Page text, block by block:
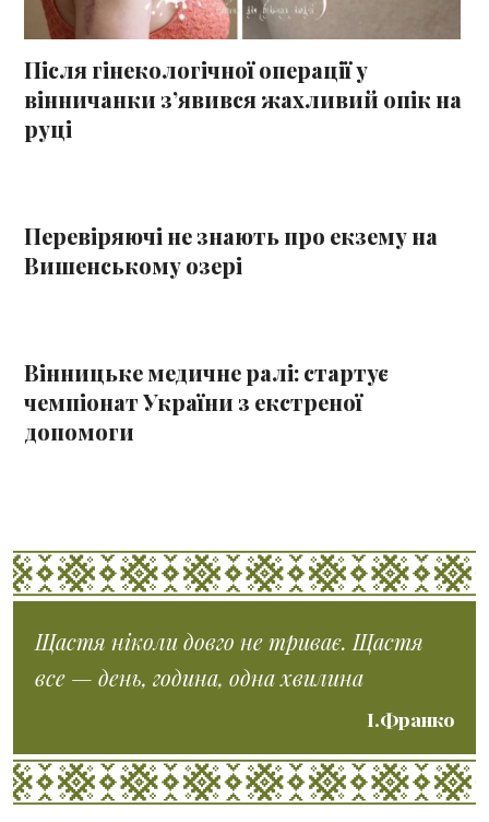
Після гінекологічної операції у
вінничанки з’явився жахливий опік на
руці
Перевіряючі не знають про екзему на
Вишенському озері
Вінницьке медичне ралі: стартує
чемпіонат України з екстреної
допомоги
Щастя ніколи довго не триває. Щастя
все — день, година, одна хвилина
І.Франко